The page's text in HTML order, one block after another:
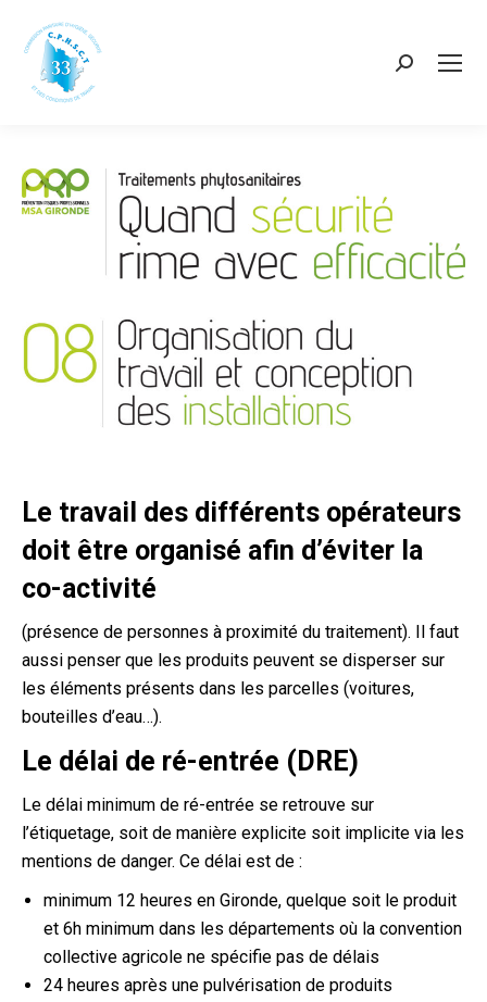
Le travail des différents opérateurs
doit être organisé afin d’éviter la
co-activité
(présence de personnes à proximité du traitement). Il faut
aussi penser que les produits peuvent se disperser sur
les éléments présents dans les parcelles (voitures,
bouteilles d’eau…).
Le délai de ré-entrée (DRE)
Le délai minimum de ré-entrée se retrouve sur
l’étiquetage, soit de manière explicite soit implicite via les
mentions de danger. Ce délai est de :
minimum 12 heures en Gironde, quelque soit le produit
et 6h minimum dans les départements où la convention
collective agricole ne spécifie pas de délais
24 heures après une pulvérisation de produits